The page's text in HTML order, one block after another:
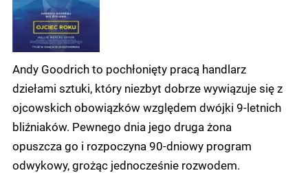
Andy Goodrich to pochłonięty pracą handlarz
dziełami sztuki, który niezbyt dobrze wywiązuje się z
ojcowskich obowiązków względem dwójki 9-letnich
bliźniaków. Pewnego dnia jego druga żona
opuszcza go i rozpoczyna 90-dniowy program
odwykowy, grożąc jednocześnie rozwodem.